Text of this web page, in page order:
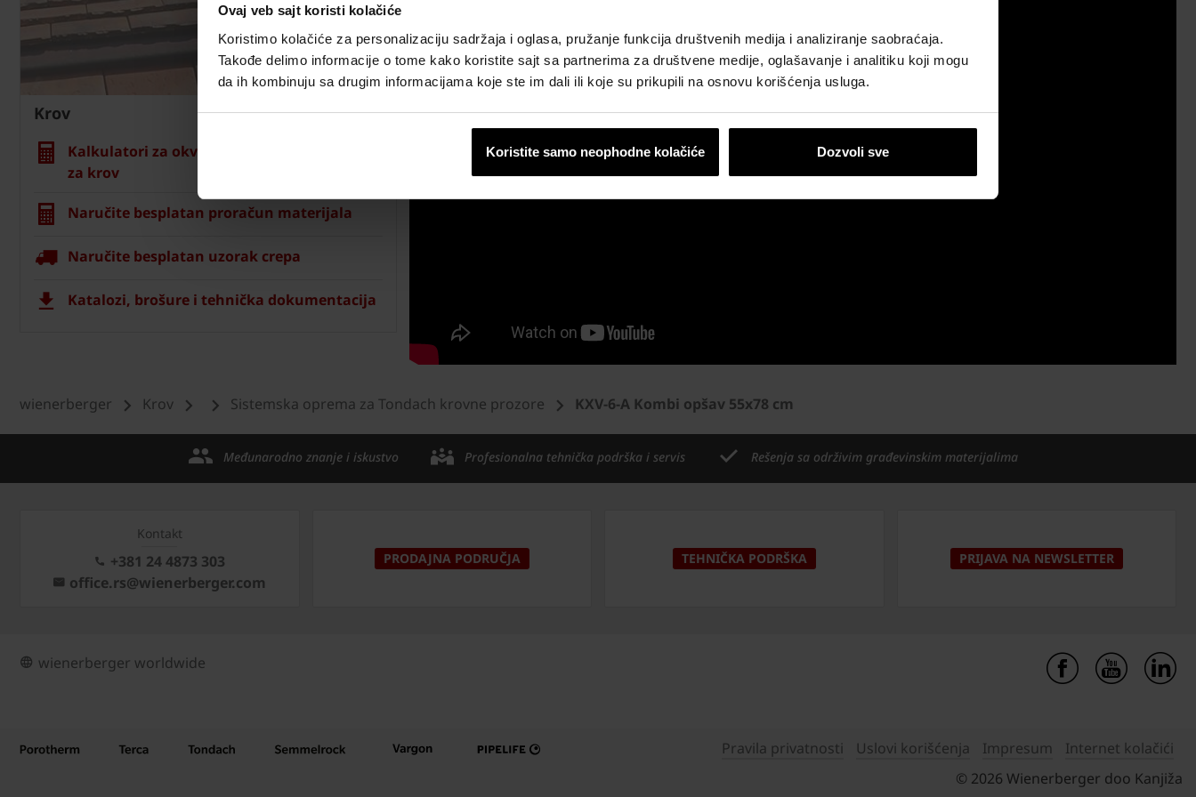
Ovaj veb sajt koristi kolačiće
Koristimo kolačiće za personalizaciju sadržaja i oglasa, pružanje funkcija društvenih medija i analiziranje saobraćaja.
Takođe delimo informacije o tome kako koristite sajt sa partnerima za društvene medije, oglašavanje i analitiku koji mogu
da ih kombinuju sa drugim informacijama koje ste im dali ili koje su prikupili na osnovu korišćenja usluga.
Koristite samo neophodne kolačiće Dozvoli sve
Krov
Kalkulatori za okviran proračun materijala
za krov
Naručite besplatan proračun materijala
Naručite besplatan uzorak crepa
Katalozi, brošure i tehnička dokumentacija
wienerberger Krov Sistemska oprema za Tondach krovne prozore KXV-6-A Kombi opšav 55x78 cm
Međunarodno znanje i iskustvo Profesionalna tehnička podrška i servis Rešenja sa održivim građevinskim materijalima
Kontakt
+381 24 4873 303
office.rs@wienerberger.com
PRODAJNA PODRUČJA TEHNIČKA PODRŠKA PRIJAVA NA NEWSLETTER
wienerberger worldwide
Pravila privatnosti Uslovi korišćenja Impresum
Internet kolačići
© 2026 Wienerberger doo Kanjiža